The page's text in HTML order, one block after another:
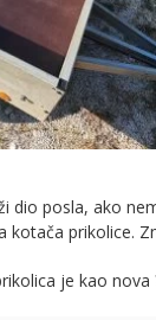
dio posla, ako
kotača prikolice.
je kao nova